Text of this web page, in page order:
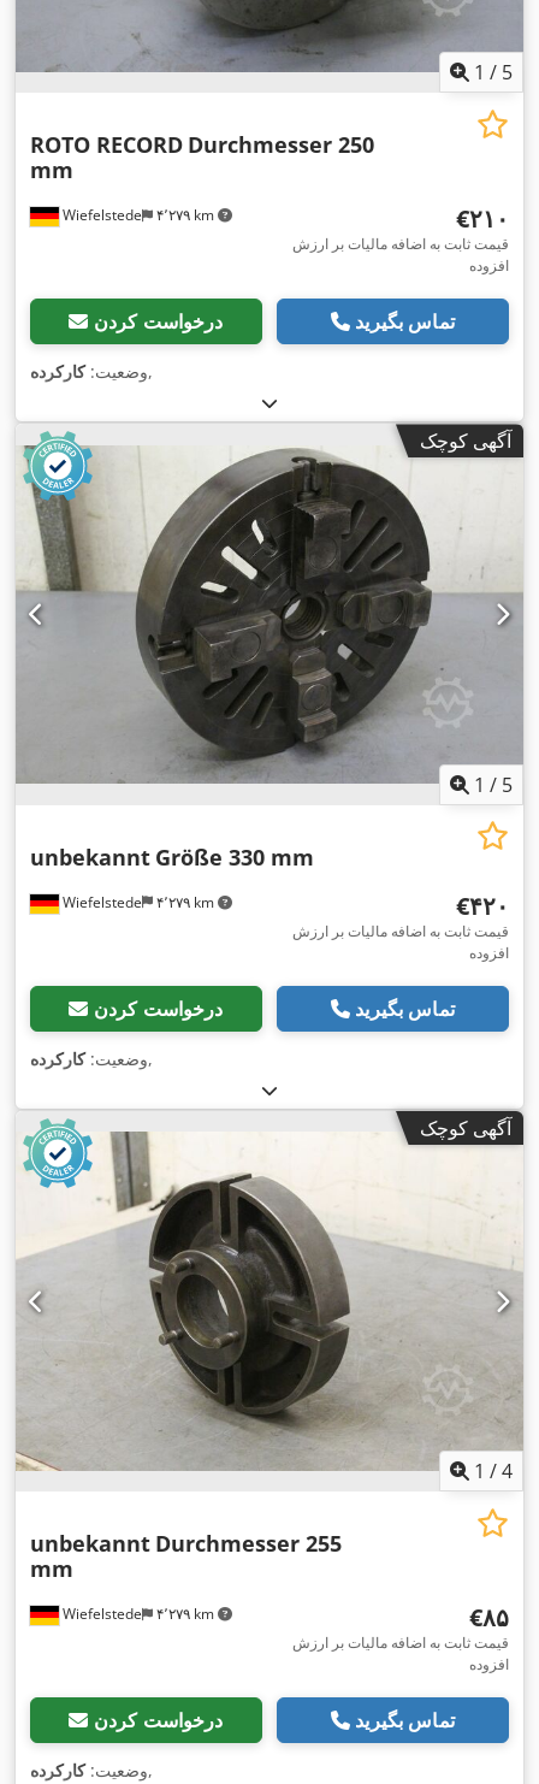
1 / 5
Wiefelstede ۴٬۲۷۹ km
ROTO RECORD Durchmesser 250
mm
‎€۲۱۰
قیمت ثابت به اضافه مالیات بر ارزش
افزوده
درخواست کردن تماس بگیرید
وضعیت:کارکرده ,
آگهی کوچک
1 / 5
Wiefelstede ۴٬۲۷۹ km
unbekannt Größe 330 mm
‎€۴۲۰
قیمت ثابت به اضافه مالیات بر ارزش
افزوده
درخواست کردن تماس بگیرید
وضعیت:کارکرده ,
آگهی کوچک
1 /4
Wiefelstede ۴٬۲۷۹ km
unbekannt Durchmesser 255
mm
‎€۸۵
قیمت ثابت به اضافه مالیات بر ارزش
افزوده
درخواست کردن تماس بگیرید
وضعیت:کارکرده ,